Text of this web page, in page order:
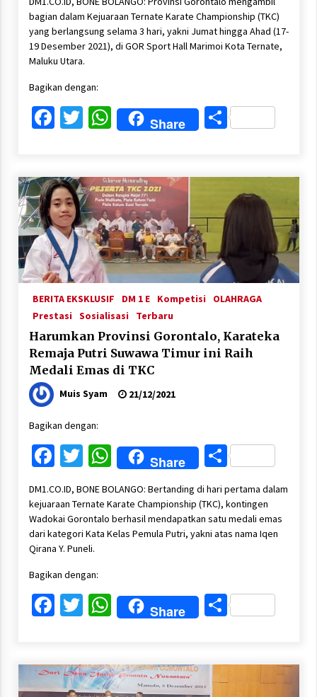
bagian dalam Kejuaraan Ternate Karate Championship (TKC)
yang berlangsung selama 3 hari, yakni Jumat hingga Ahad (17-
19 Desember 2021), di GOR Sport Hall Marimoi Kota Ternate,
Maluku Utara.
Bagikan dengan:
Facebook
Twitter
WhatsApp
Share Share
BERITA EKSKLUSIF DM 1 E Kompetisi
OLAHRAGA
Prestasi Sosialisasi Terbaru
Harumkan Provinsi Gorontalo, Karateka
Remaja Putri Suwawa Timur ini Raih
Medali Emas di TKC
Muis Syam 21/12/2021
Bagikan dengan:
Facebook
Twitter
WhatsApp
Share Share
DM1.CO.ID, BONE BOLANGO: Bertanding di hari pertama dalam
kejuaraan Ternate Karate Championship (TKC), kontingen
Wadokai Gorontalo berhasil mendapatkan satu medali emas
dari kategori Kata Kelas Pemula Putri, yakni atas nama Iqen
Qirana Y. Puneli.
Bagikan dengan:
Facebook
Twitter
WhatsApp
Share Share